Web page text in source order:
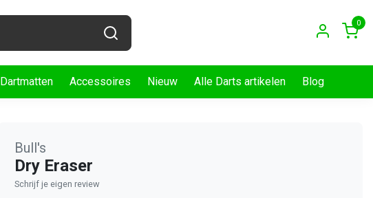
0
Dartmatten Accessoires Nieuw Alle Darts artikelen Blog
Bull's
Dry Eraser
Schrijf je eigen review